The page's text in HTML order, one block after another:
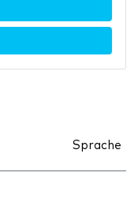
Sprache